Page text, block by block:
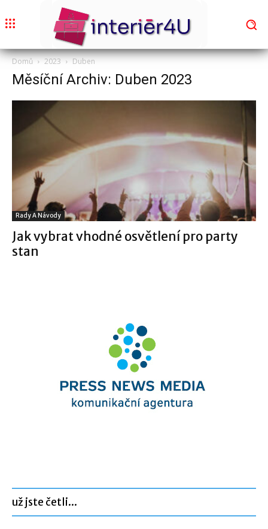
Domů 2023 Duben
Měsíční Archiv: Duben 2023
Rady A Návody
Jak vybrat vhodné osvětlení pro party
stan
už jste četli...